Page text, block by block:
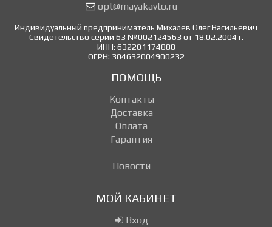
opt@mayakavto.ru
Индивидуальный предприниматель Михалев Олег Васильевич
Свидетельство серии 63 №002124563 от 18.02.2004 г.
ИНН: 632201174888
ОГРН: 304632004900232
ПОМОЩЬ
Контакты
Доставка
Оплата
Гарантия
Новости
МОЙ КАБИНЕТ
Вход